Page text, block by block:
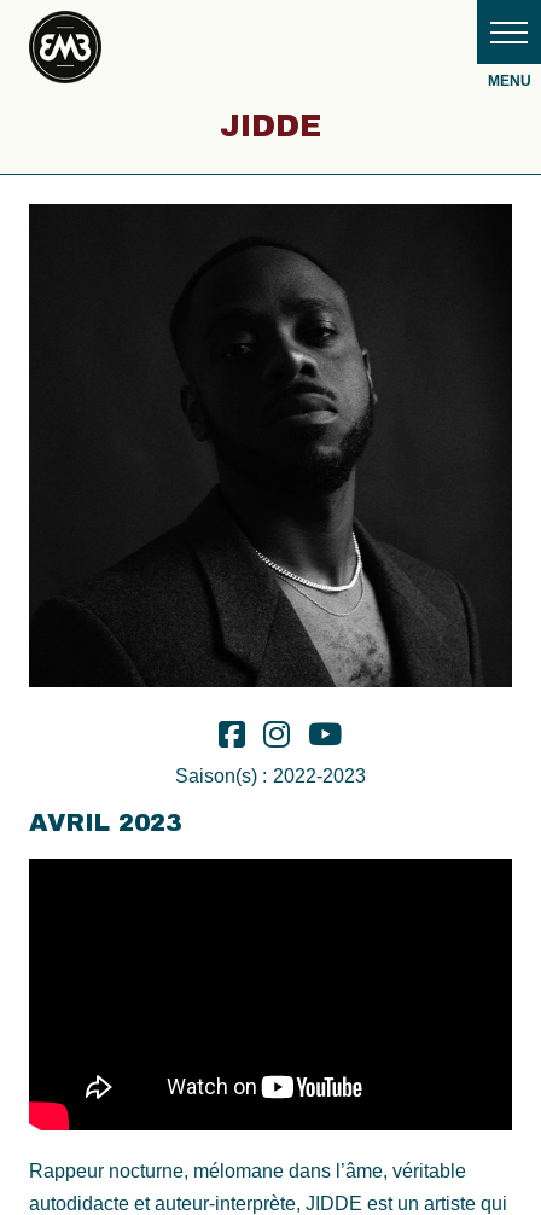
JIDDE
Saison(s) : 2022-2023
AVRIL 2023
Rappeur nocturne, mélomane dans l’âme, véritable
autodidacte et auteur-interprète, JIDDE est un artiste qui